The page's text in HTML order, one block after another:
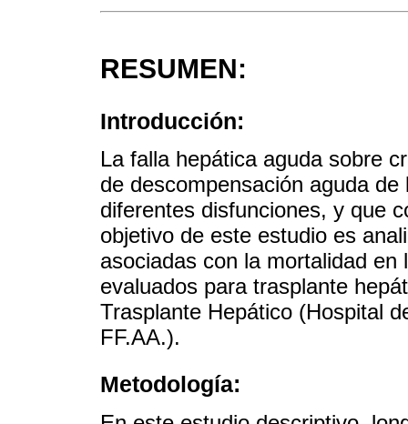
RESUMEN:
Introducción:
La falla hepática aguda sobre
de descompensación aguda
diferentes disfunciones, y que
objetivo de este estudio es
asociadas con la mortalidad
evaluados para trasplante
Trasplante Hepático (Hospital
FF.AA.).
Metodología: